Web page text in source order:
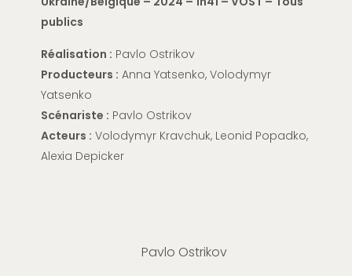
publics
Réalisation : Pavlo Ostrikov
Producteurs : Anna Yatsenko, Volodymyr
Yatsenko
Scénariste : Pavlo Ostrikov
Acteurs : Volodymyr Kravchuk, Leonid Popadko,
Alexia Depicker
Pavlo Ostrikov